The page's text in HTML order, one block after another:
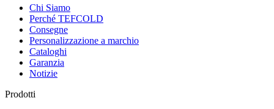
Chi Siamo
Perché TEFCOLD
Consegne
Personalizzazione a marchio
Cataloghi
Garanzia
Notizie
Prodotti